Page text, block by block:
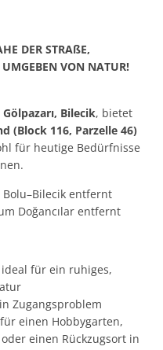
DER STRAßE,
VON NATUR!
Bilecik, bietet
(Block 116, Parzelle 46)
für heutige Bedürfnisse
entfernt
Doğancılar entfernt
für ein ruhiges,
Zugangsproblem
einen Hobbygarten,
einen Rückzugsort in